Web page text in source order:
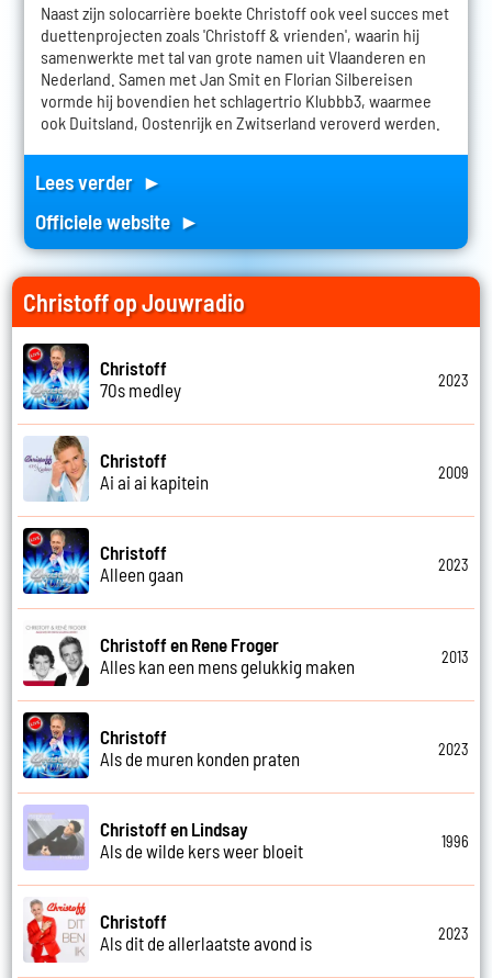
Naast zijn solocarrière boekte Christoff ook veel succes met
duettenprojecten zoals 'Christoff & vrienden', waarin hij
samenwerkte met tal van grote namen uit Vlaanderen en
Nederland. Samen met Jan Smit en Florian Silbereisen
vormde hij bovendien het schlagertrio Klubbb3, waarmee
ook Duitsland, Oostenrijk en Zwitserland veroverd werden.
Lees verder ►
Officiele website ►
Christoff op Jouwradio
Christoff
70s medley
2023
Christoff
Ai ai ai kapitein
2009
Christoff
Alleen gaan
2023
Christoff en Rene Froger
Alles kan een mens gelukkig maken
2013
Christoff
Als de muren konden praten
2023
Christoff en Lindsay
Als de wilde kers weer bloeit
1996
Christoff
Als dit de allerlaatste avond is
2023